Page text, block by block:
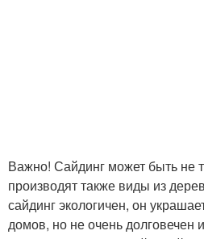
Важно! Сайдинг может быть не
производят также виды из
сайдинг экологичен, он
домов, но не очень долговечен